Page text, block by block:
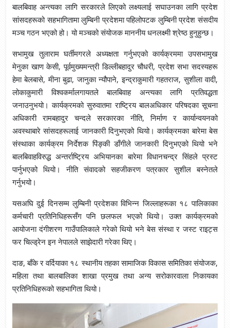
बालबिवाह अन्त्यका लागि सरकारले लिएको लक्ष्यलाई सघाउनका लागि प्रदेश
सांसदहरूको सहभागितामा लुम्बिनी प्रदेशमा पहिलोपटक लुम्बिनी प्रदेश संसदीय
मञ्च गठन भएको हो। यो मञ्चको संयोजक माननीय धनलक्ष्मी श्रेष्ठ हुनुहुन्छ।
सभामुख तुलाराम घर्तीमगरले अध्यक्षता गर्नुभएको कार्यक्रममा उपसभामुख
मेनुका खाण केसी, पूर्वमुख्यमन्त्री डिल्लीबहादुर चौधरी, प्रदेश सभा सदस्यहरू
हेमा बेलबासे, मीना बुढा, जानुका न्यौपाने, इन्द्राकुमारी गहतराज, सुशीला वादी,
लोकाकुमारी विश्वकर्मालगायतले बालबिवाह अन्त्यका लागि प्रतिवद्धता
जनाउनुभयो। कार्यक्रमको सुरुवातमा राष्ट्रिय बालअधिकार परिषदका सूचना
अधिकारी रामबहादुर चन्दले सरकारका नीति, निर्माण र कार्यान्वयनको
अवस्थाबारे सांसदहरूलाई जानकारी दिनुभएको थियो। कार्यक्रमका बारेमा बेस
संस्थाका कार्यक्रम निर्देशक पिंङ्की डाँगीले जानकारी दिनुभएको थियो भने
बालबिवाहविरुद्ध अन्तर्राष्ट्रिय अभियानका बारेमा विधानचन्द्र सिंहले प्रस्ट
पार्नुभएको थियो। नीति संवादको सहजीकरण पत्रकार सुशील बस्नेतले
गर्नुभयो।
यसअघि दुई दिनसम्म लुम्बिनी प्रदेशका विभिन्न जिल्लाहरूका १८ पालिकाका
कर्मचारी प्रतिनिधिहरूसँग पनि छलफल भएको थियो। उक्त कार्यक्रमको
आयोजना दंगीशरण गाउँपालिकाले गरेको थियो भने बेस संस्था र जस्ट राइट्स
फर चिल्ड्रेन इन नेपालले साझेदारी गरेका थिए।
दाङ, बाँके र वर्दियाका १८ स्थानीय तहका सामाजिक विकास समितिका संयोजक,
महिला तथा बालबालिका शाखा प्रमुख तथा अन्य सरोकारवाला निकायका
प्रतिनिधिहरूको सहभागिता थियो।